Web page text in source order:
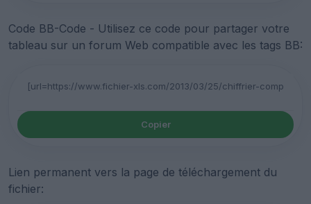
Code BB-Code - Utilisez ce code pour partager votre
tableau sur un forum Web compatible avec les tags BB:
Copier
Lien permanent vers la page de téléchargement du
fichier: